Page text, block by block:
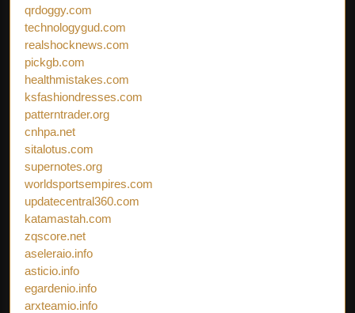
qrdoggy.com
technologygud.com
realshocknews.com
pickgb.com
healthmistakes.com
ksfashiondresses.com
patterntrader.org
cnhpa.net
sitalotus.com
supernotes.org
worldsportsempires.com
updatecentral360.com
katamastah.com
zqscore.net
aseleraio.info
asticio.info
egardenio.info
arxteamio.info